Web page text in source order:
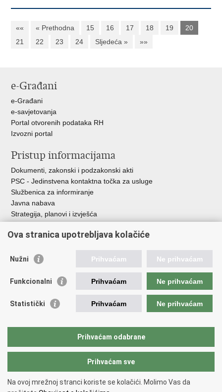
«« « Prethodna 15 16 17 18 19
20
21
22 23 24 Sljedeća » »»
e-Građani
e-Građani
e-savjetovanja
Portal otvorenih podataka RH
Izvozni portal
Pristup informacijama
Dokumenti, zakonski i podzakonski akti
PSC - Jedinstvena kontaktna točka za usluge
Službenica za informiranje
Javna nabava
Strategija, planovi i izvješća
Korisne poveznice
Vlada RH
ASOO
CARNET
Copyright © 2026 Ministarstvo znanosti, obrazovanja i mladih.
Ova stranica upotrebljava kolačiće
Nužni Prihvaćam Ne prihvaćam
Funkcionalni Prihvaćam Ne prihvaćam
Statistički Prihvaćam Ne prihvaćam
Prihvaćam odabrane
Prihvaćam sve
Na ovoj mrežnoj stranci koriste se kolačići. Molimo Vas da